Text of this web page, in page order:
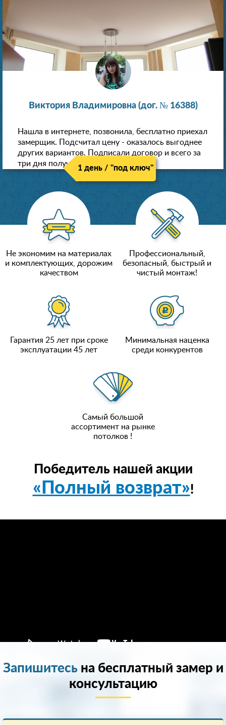
Виктория Владимировна (дог. № 16388)
Нашла в интернете, позвонила, бесплатно приехал
замерщик. Подсчитал цену - оказалось выгоднее
других вариантов. Подписали договор и всего за
три дня получили новые потолки!
1 день / "под ключ"
Не экономим на материалах
и комплектующих, дорожим
качеством
Профессиональный,
безопасный, быстрый и
чистый монтаж!
Гарантия 25 лет при сроке
эксплуатации 45 лет
Минимальная наценка
среди конкурентов
Самый большой
ассортимент на рынке
потолков !
Победитель нашей акции
«Полный возврат»!
Запишитесьна бесплатный замер и
консультацию